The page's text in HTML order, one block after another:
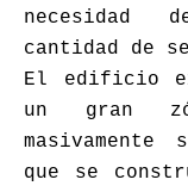
necesidad
cantidad de
El edificio
un gran
que se